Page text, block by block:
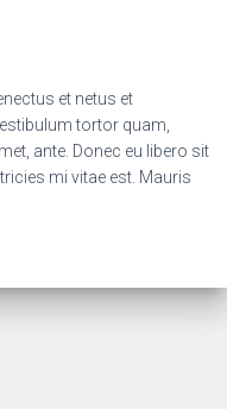
et netus et
tortor quam,
ante. Donec eu libero sit
mi vitae est. Mauris